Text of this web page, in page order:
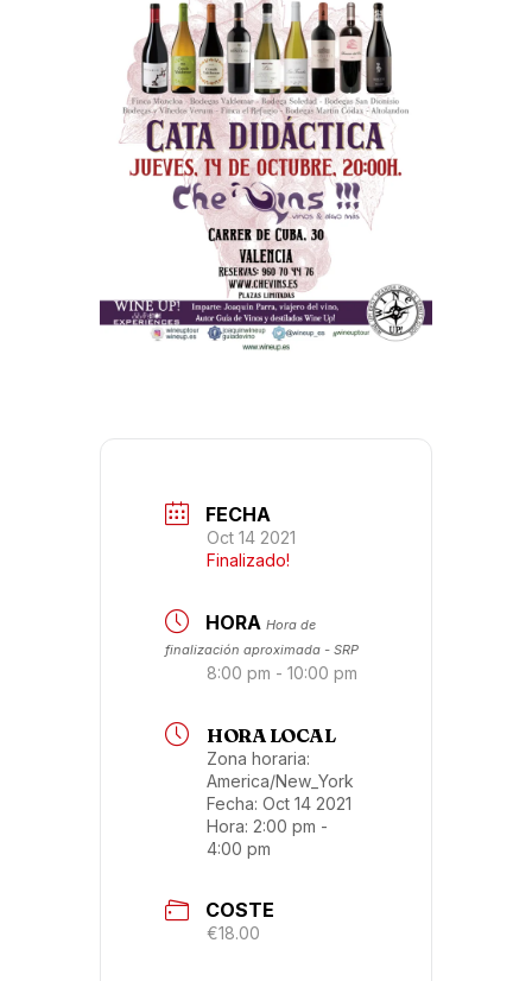
FECHA
Oct 14 2021
Finalizado!
HORA Hora de
finalización aproximada - SRP
8:00 pm - 10:00 pm
HORA LOCAL
Zona horaria:
America/New_York
Fecha: Oct 14 2021
Hora: 2:00 pm -
4:00 pm
COSTE
€18.00